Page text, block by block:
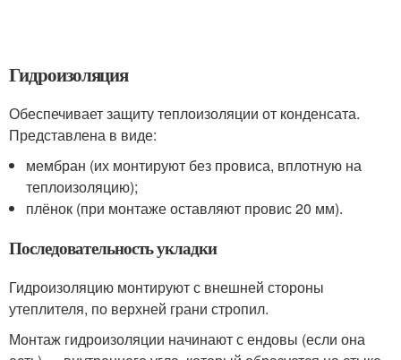
Гидроизоляция
Обеспечивает защиту теплоизоляции от конденсата.
Представлена в виде:
мембран (их монтируют без провиса, вплотную на
теплоизоляцию);
плёнок (при монтаже оставляют провис 20 мм).
Последовательность укладки
Гидроизоляцию монтируют с внешней стороны
утеплителя, по верхней грани стропил.
Монтаж гидроизоляции начинают с ендовы (если она